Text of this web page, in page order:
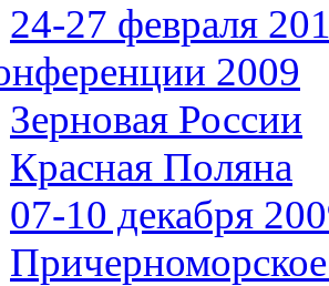
24-27 февраля
2009
Зерновая России
Красная Поляна
07-10 декабря